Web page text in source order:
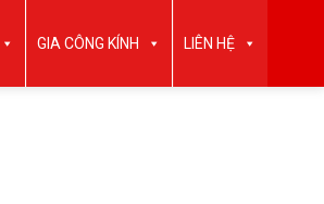
GIA CÔNG KÍNH LIÊN HỆ